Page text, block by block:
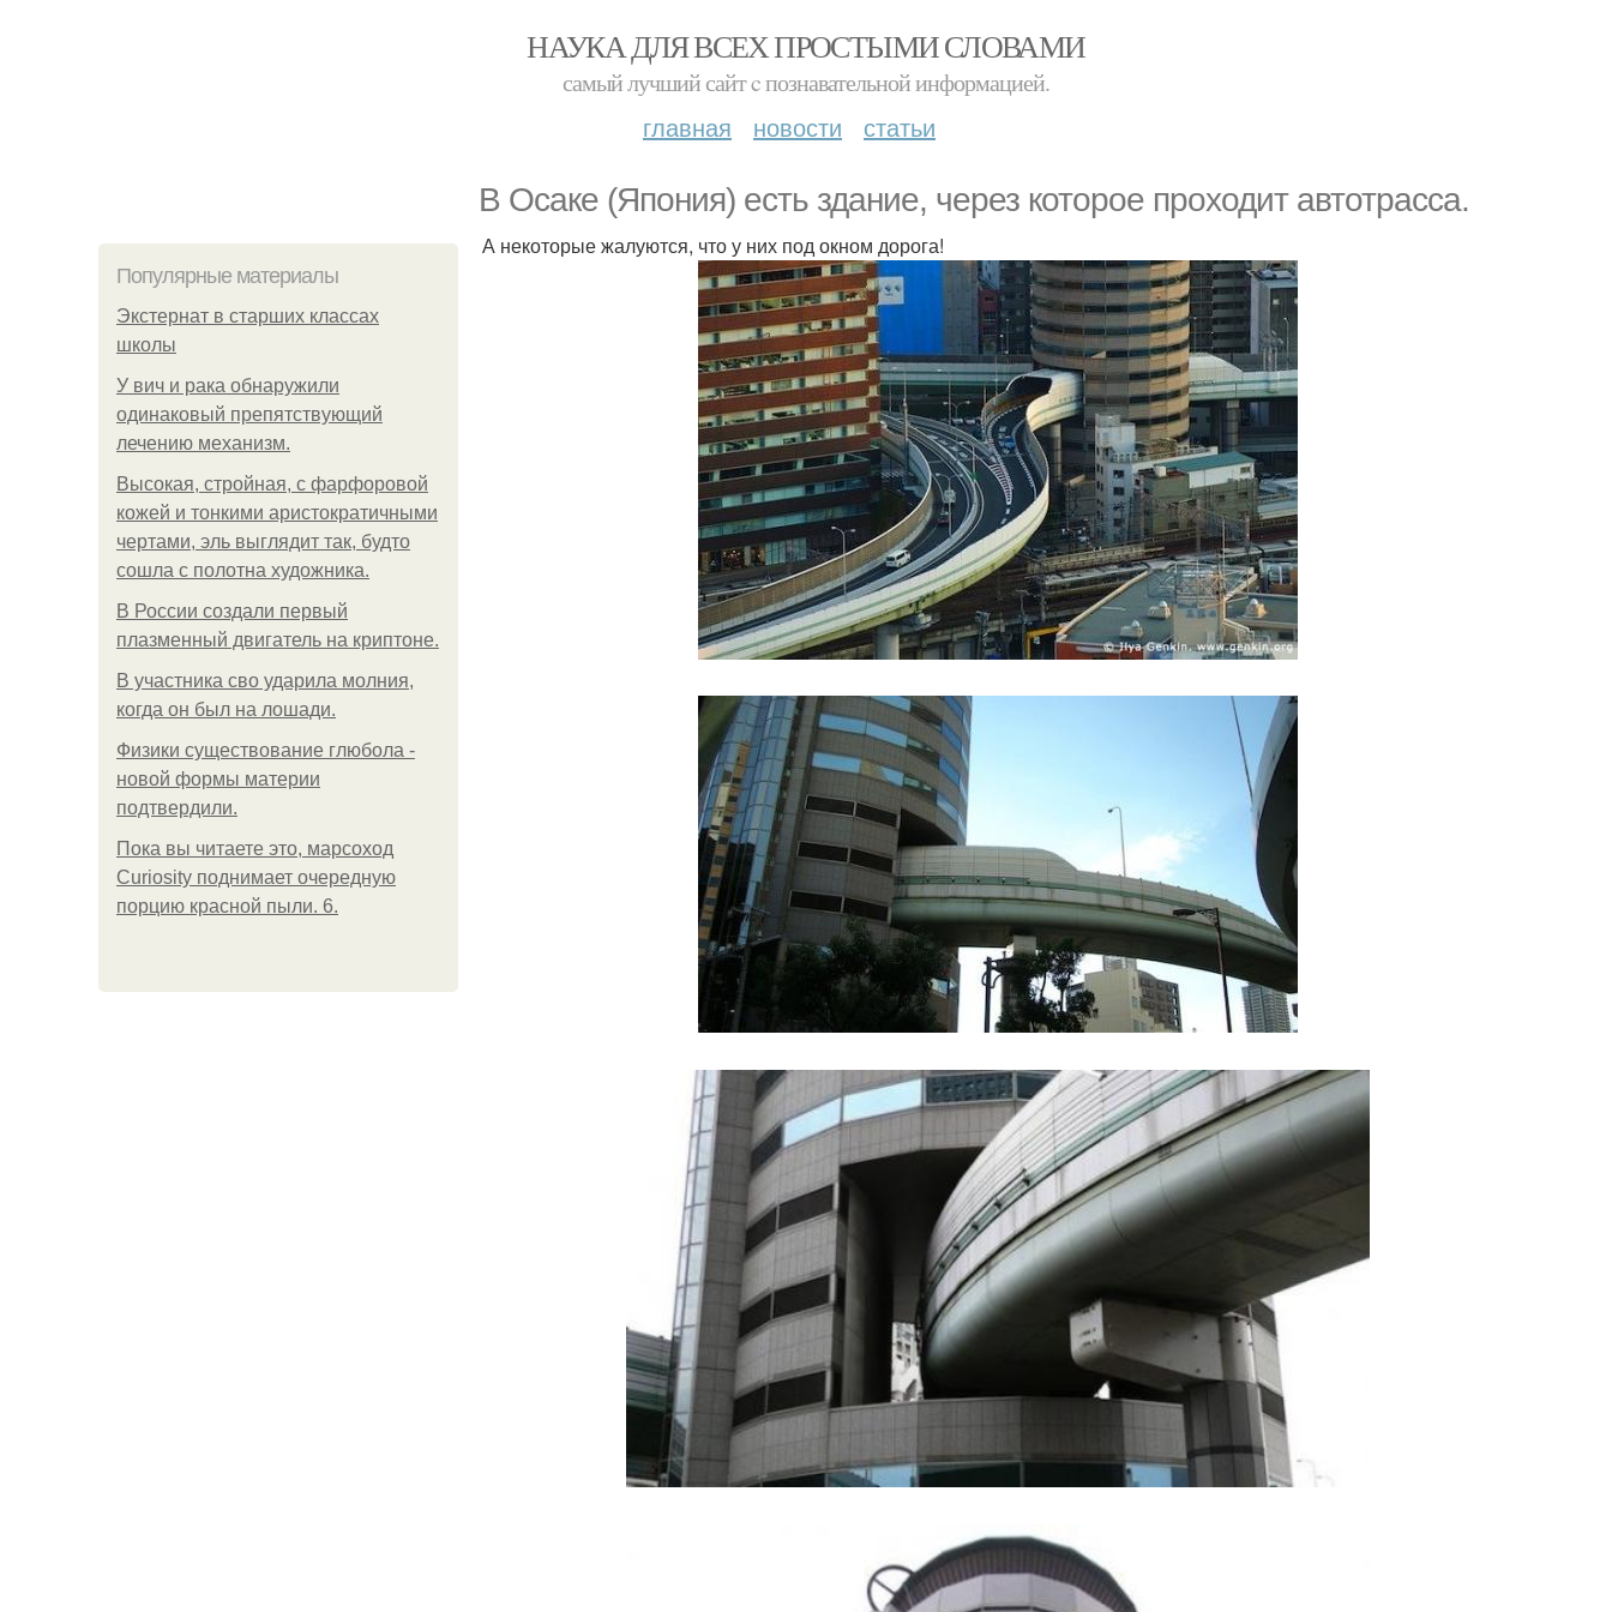
НАУКА ДЛЯ ВСЕХ ПРОСТЫМИ СЛОВАМИ
самый лучший сайт c познавательной информацией.
главная новости статьи
В Осаке (Япония) есть здание, через которое проходит автотрасса.
Популярные материалы
Экстернат в старших классах
школы
У вич и рака обнаружили
одинаковый препятствующий
лечению механизм.
Высокая, стройная, с фарфоровой
кожей и тонкими аристократичными
чертами, эль выглядит так, будто
сошла с полотна художника.
В России создали первый
плазменный двигатель на криптоне.
В участника сво ударила молния,
когда он был на лошади.
Физики существование глюбола -
новой формы материи
подтвердили.
Пока вы читаете это, марсоход
Curiosity поднимает очередную
порцию красной пыли. 6.
А некоторые жалуются, что у них под окном дорога!